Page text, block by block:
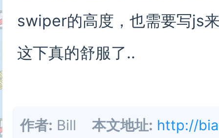
swiper的高度，也需要写js
这下真的舒服了..
作者: Bill 本文地址: http://